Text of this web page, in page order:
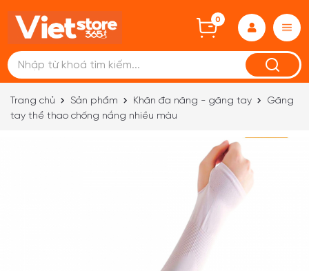
0
Trang chủ Sản phẩm Khăn đa năng - găng tay
Găng
tay thể thao chống nắng nhiều màu